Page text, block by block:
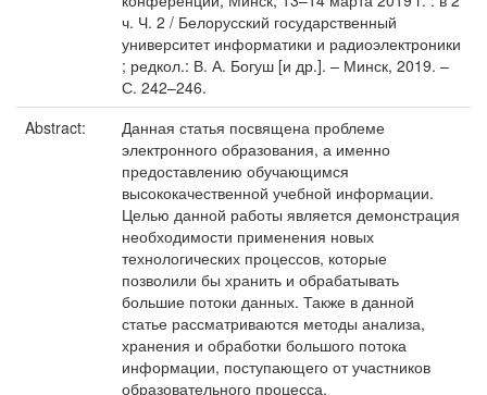
ч. Ч. 2 / Белорусский государственный
университет информатики и радиоэлектроники
; редкол.: В. А. Богуш [и др.]. – Минск, 2019. –
С. 242–246.
Abstract:
Данная статья посвящена проблеме
электронного образования, а именно
предоставлению обучающимся
высококачественной учебной информации.
Целью данной работы является демонстрация
необходимости применения новых
технологических процессов, которые
позволили бы хранить и обрабатывать
большие потоки данных. Также в данной
статье рассматриваются методы анализа,
хранения и обработки большого потока
информации, поступающего от участников
образовательного процесса.